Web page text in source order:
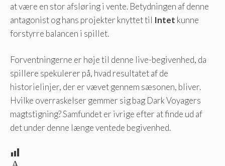
at være en stor afsløring i vente. Betydningen af ​​denne
antagonist og hans projekter knyttet til Intet kunne
forstyrre balancen i spillet.
Forventningerne er høje til denne live-begivenhed, da
spillere spekulerer på, hvad resultatet af de
historielinjer, der er vævet gennem sæsonen, bliver.
Hvilke overraskelser gemmer sig bag Dark Voyagers
magtstigning? Samfundet er ivrige efter at finde ud af
det under denne længe ventede begivenhed.
A